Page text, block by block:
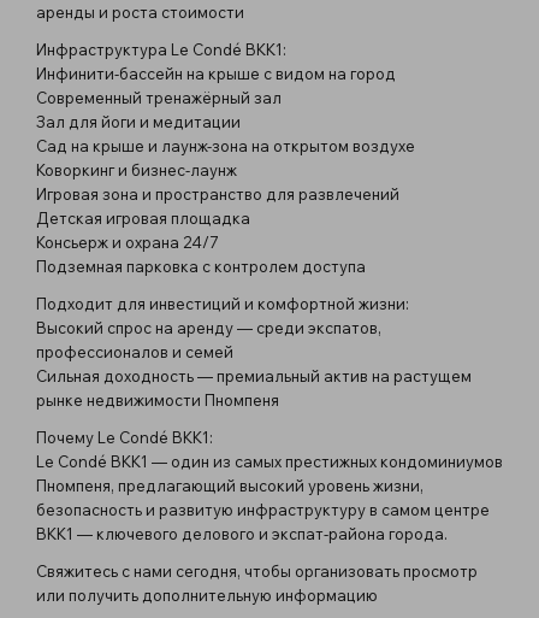
аренды и роста стоимости
Инфраструктура Le Condé BKK1:
Инфинити-бассейн на крыше с видом на город
Современный тренажёрный зал
Зал для йоги и медитации
Сад на крыше и лаунж-зона на открытом воздухе
Коворкинг и бизнес-лаунж
Игровая зона и пространство для развлечений
Детская игровая площадка
Консьерж и охрана 24/7
Подземная парковка с контролем доступа
Подходит для инвестиций и комфортной жизни:
Высокий спрос на аренду — среди экспатов,
профессионалов и семей
Сильная доходность — премиальный актив на растущем
рынке недвижимости Пномпеня
Почему Le Condé BKK1:
Le Condé BKK1 — один из самых престижных кондоминиумов
Пномпеня, предлагающий высокий уровень жизни,
безопасность и развитую инфраструктуру в самом центре
BKK1 — ключевого делового и экспат-района города.
Свяжитесь с нами сегодня, чтобы организовать просмотр
или получить дополнительную информацию